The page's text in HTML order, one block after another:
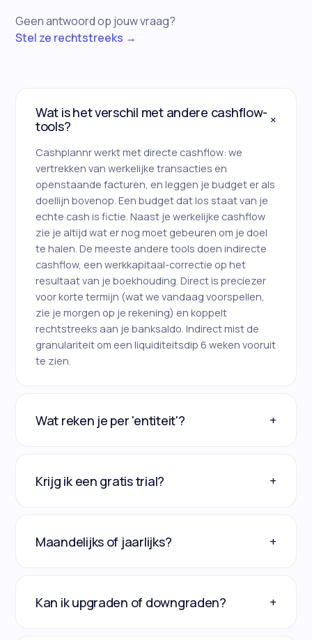
Geen antwoord op jouw vraag?
Stel ze rechtstreeks →
Wat is het verschil met andere cashflow-
tools?
+
Cashplannr werkt met directe cashflow: we
vertrekken van werkelijke transacties en
openstaande facturen, en leggen je budget er als
doellijn bovenop. Een budget dat los staat van je
echte cash is fictie. Naast je werkelijke cashflow
zie je altijd wat er nog moet gebeuren om je doel
te halen. De meeste andere tools doen indirecte
cashflow, een werkkapitaal-correctie op het
resultaat van je boekhouding. Direct is preciezer
voor korte termijn (wat we vandaag voorspellen,
zie je morgen op je rekening) en koppelt
rechtstreeks aan je banksaldo. Indirect mist de
granulariteit om een liquiditeitsdip 6 weken vooruit
te zien.
Wat reken je per 'entiteit'? +
Krijg ik een gratis trial? +
Maandelijks of jaarlijks? +
Kan ik upgraden of downgraden? +